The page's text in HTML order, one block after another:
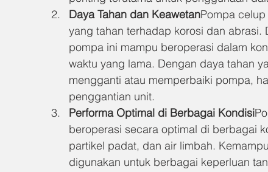
Daya Tahan dan KeawetanPompa
yang tahan terhadap korosi dan
pompa ini mampu beroperasi dalam
waktu yang lama. Dengan daya tahan
mengganti atau memperbaiki pompa,
penggantian unit.
Performa Optimal di Berbagai Kondisi
beroperasi secara optimal di berbagai
partikel padat, dan air limbah.
digunakan untuk berbagai keperluan